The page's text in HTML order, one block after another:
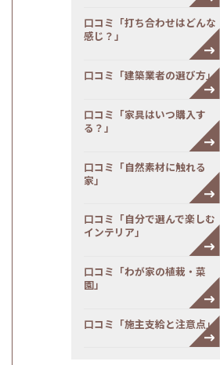
口コミ「打ち合わせはどんな
感じ？」
口コミ「建築業者の選び方」
口コミ「家具はいつ購入す
る？」
口コミ「自然素材に触れる
家」
口コミ「自分で選んで楽しむ
インテリア」
口コミ「わが家の植栽・菜
園」
口コミ「施主支給と注意点」